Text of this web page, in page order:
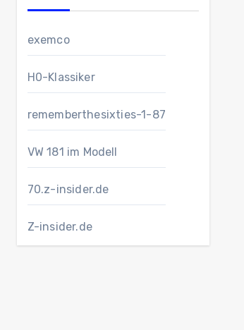
exemco
H0-Klassiker
rememberthesixties-1-87
VW 181 im Modell
70.z-insider.de
Z-insider.de